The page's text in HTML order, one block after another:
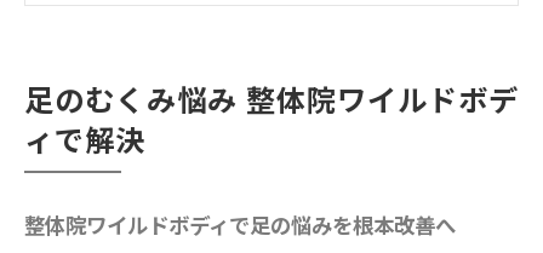
パンパン足の原因を整体院ワイルドボディ
が徹底解明
整体院ワイルドボディが女性の足悩みに寄
り添う理由
足のむくみ悩み 整体院ワイルドボデ
ィで解決
整体院ワイルドボディで足の悩みを根本改善へ